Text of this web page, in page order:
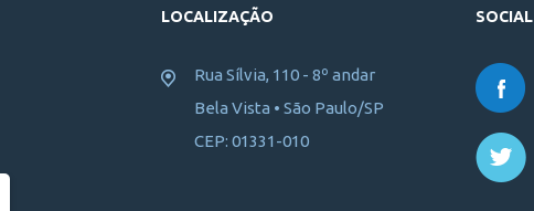
LOCALIZAÇÃO
Rua Sílvia, 110 - 8º andar
Bela Vista • São Paulo/SP
CEP: 01331-010
SOCIAL